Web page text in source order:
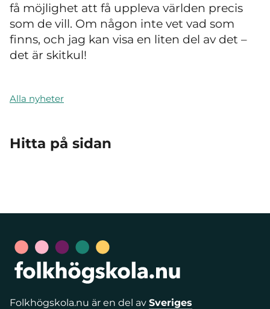
få möjlighet att få uppleva världen precis
som de vill. Om någon inte vet vad som
finns, och jag kan visa en liten del av det –
det är skitkul!
Alla nyheter
Hitta på sidan
Folkhögskola.nu är en del av Sveriges